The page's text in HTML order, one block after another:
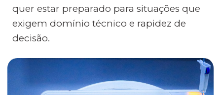
quer estar preparado para situações que
exigem domínio técnico e rapidez de
decisão.